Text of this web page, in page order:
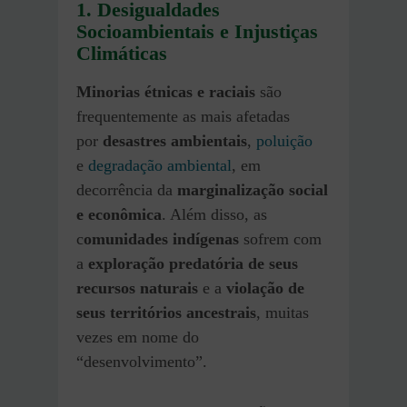
1. Desigualdades
Socioambientais e Injustiças
Climáticas
Minorias étnicas e raciais são
frequentemente as mais afetadas
por desastres ambientais, poluição
e degradação ambiental, em
decorrência da marginalização social
e econômica. Além disso, as
comunidades indígenas sofrem com
a exploração predatória de seus
recursos naturais e a violação de
seus territórios ancestrais, muitas
vezes em nome do
“desenvolvimento”.